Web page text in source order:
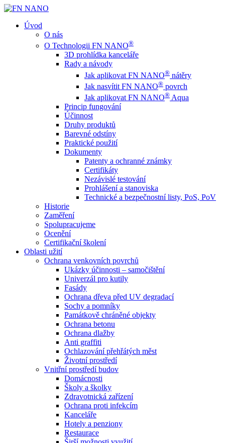
Úvod
O nás
O Technologii FN NANO®
3D prohlídka kanceláře
Rady a návody
Jak aplikovat FN NANO® nátěry
Jak nasvítit FN NANO® povrch
Jak aplikovat FN NANO® Aqua
Princip fungování
Účinnost
Druhy produktů
Barevné odstíny
Praktické použití
Dokumenty
Patenty a ochranné známky
Certifikáty
Nezávislé testování
Prohlášení a stanoviska
Technické a bezpečnostní listy, PoS, PoV
Historie
Zaměření
Spolupracujeme
Ocenění
Certifikační školení
Oblasti užití
Ochrana venkovních povrchů
Ukázky účinnosti – samočištění
Univerzál pro kutily
Fasády
Ochrana dřeva před UV degradací
Sochy a pomníky
Památkově chráněné objekty
Ochrana betonu
Ochrana dlažby
Anti graffiti
Ochlazování přehřátých měst
Životní prostředí
Vnitřní prostředí budov
Domácnosti
Školy a školky
Zdravotnická zařízení
Ochrana proti infekcím
Kanceláře
Hotely a penziony
Restaurace